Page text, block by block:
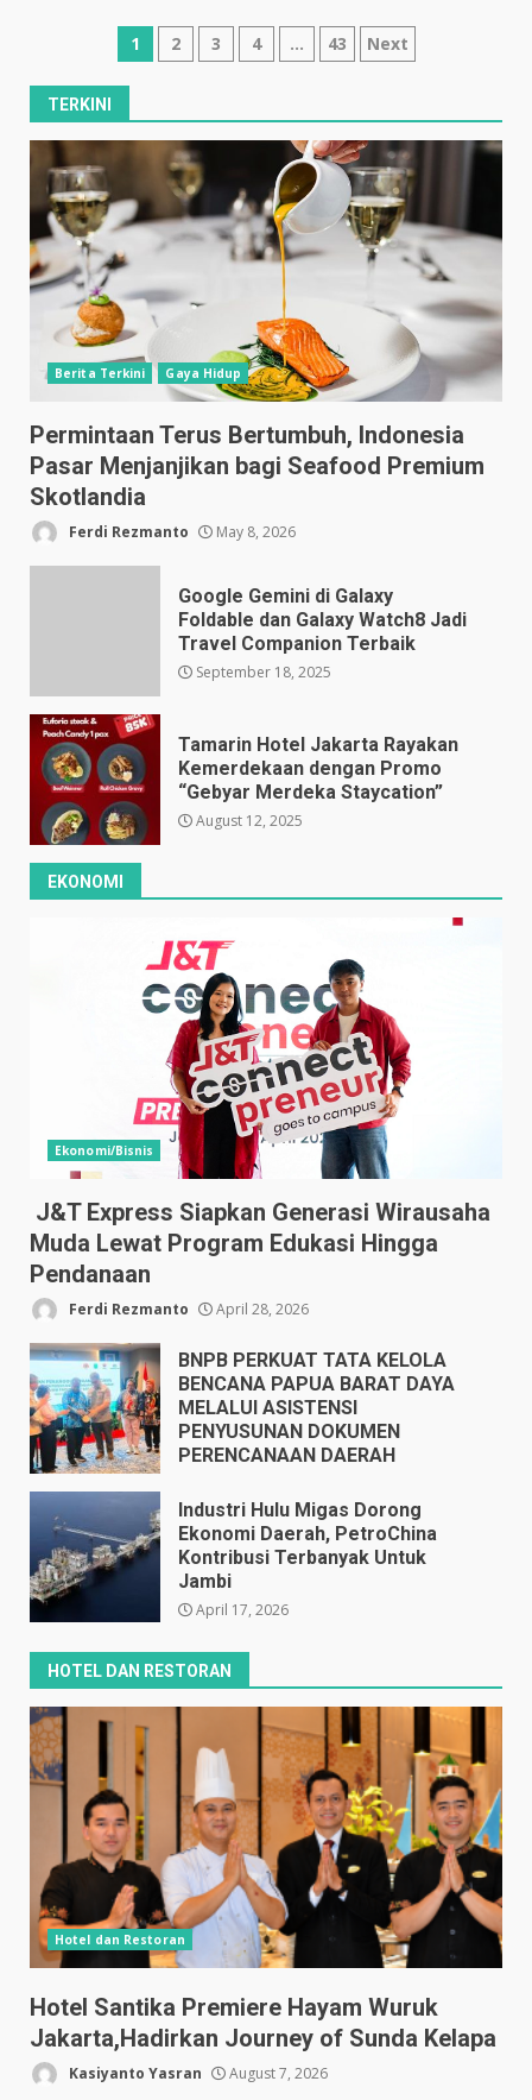
Posts
pagination
1 2 3 4 … 43 Next
TERKINI
Berita Terkini Gaya Hidup
Permintaan Terus Bertumbuh, Indonesia
Pasar Menjanjikan bagi Seafood Premium
Skotlandia
Ferdi Rezmanto May 8, 2026
Google Gemini di Galaxy
Foldable dan Galaxy Watch8 Jadi
Travel Companion Terbaik
September 18, 2025
Tamarin Hotel Jakarta Rayakan
Kemerdekaan dengan Promo
“Gebyar Merdeka Staycation”
August 12, 2025
EKONOMI
Ekonomi/Bisnis
J&T Express Siapkan Generasi Wirausaha
Muda Lewat Program Edukasi Hingga
Pendanaan
Ferdi Rezmanto April 28, 2026
BNPB PERKUAT TATA KELOLA
BENCANA PAPUA BARAT DAYA
MELALUI ASISTENSI
PENYUSUNAN DOKUMEN
PERENCANAAN DAERAH
Industri Hulu Migas Dorong
Ekonomi Daerah, PetroChina
Kontribusi Terbanyak Untuk
Jambi
April 17, 2026
HOTEL DAN RESTORAN
Hotel dan Restoran
Hotel Santika Premiere Hayam Wuruk
Jakarta,Hadirkan Journey of Sunda Kelapa
Kasiyanto Yasran August 7, 2026